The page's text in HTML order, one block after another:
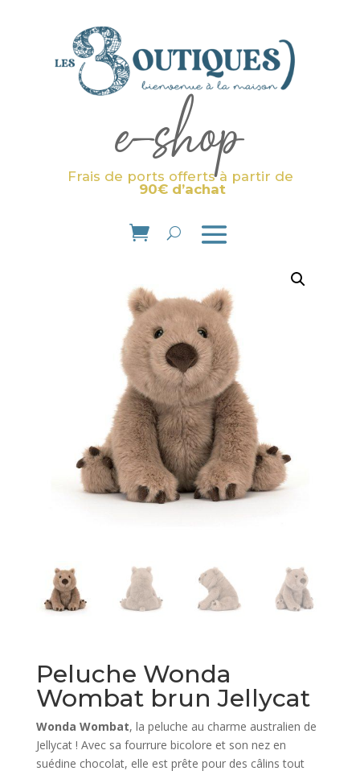
e-shop
Frais de ports offerts à partir de
90€ d’achat
Peluche Wonda
Wombat brun Jellycat
Wonda Wombat, la peluche au charme australien de
Jellycat ! Avec sa fourrure bicolore et son nez en
suédine chocolat, elle est prête pour des câlins tout